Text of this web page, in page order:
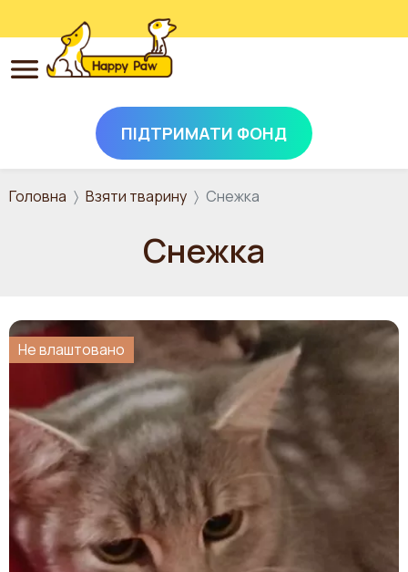
Перейти до основного вмісту
ПІДТРИМАТИ ФОНД
Головна Взяти тварину Снежка
Снежка
Не влаштовано